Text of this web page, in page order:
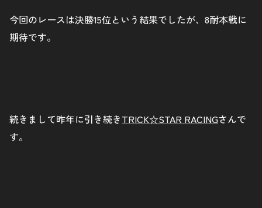
今回のレースは決勝15位という結果でしたが、8耐本戦に
期待です。
続きまして昨年に引き続きTRICK☆STAR RACINGさんで
す。